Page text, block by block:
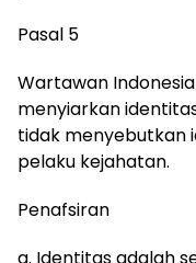
Pasal 5
Wartawan
menyiarkan
tidak menyebutkan
pelaku kejahatan.
Penafsiran